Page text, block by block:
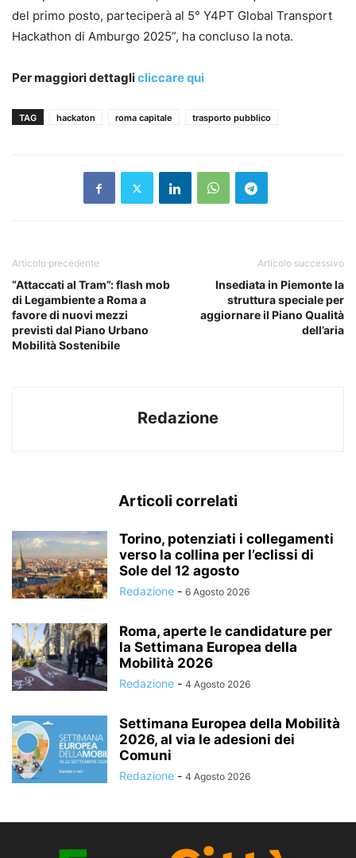
del primo posto, parteciperà al 5° Y4PT Global Transport
Hackathon di Amburgo 2025”, ha concluso la nota.
Per maggiori dettaglicliccare qui
TAG hackaton roma capitale trasporto pubblico
Articolo precedente
“Attaccati al Tram”: flash mob
di Legambiente a Roma a
favore di nuovi mezzi
previsti dal Piano Urbano
Mobilità Sostenibile
Articolo successivo
Insediata in Piemonte la
struttura speciale per
aggiornare il Piano Qualità
dell’aria
Redazione
Articoli correlati
Torino, potenziati i collegamenti
verso la collina per l’eclissi di
Sole del 12 agosto
Redazione - 6 Agosto 2026
Roma, aperte le candidature per
la Settimana Europea della
Mobilità 2026
Redazione - 4 Agosto 2026
Settimana Europea della Mobilità
2026, al via le adesioni dei
Comuni
Redazione - 4 Agosto 2026